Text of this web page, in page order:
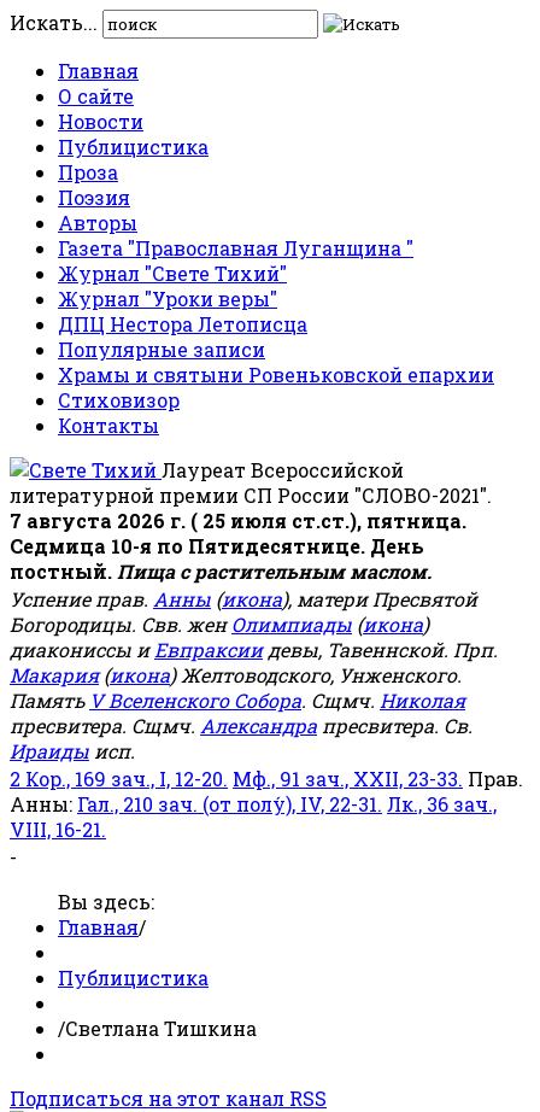
Искать...
Главная
О сайте
Новости
Публицистика
Проза
Поэзия
Авторы
Газета "Православная Луганщина "
Журнал "Свете Тихий"
Журнал "Уроки веры"
ДПЦ Нестора Летописца
Популярные записи
Храмы и святыни Ровеньковской епархии
Стиховизор
Контакты
Лауреат Всероссийской
литературной премии СП России "СЛОВО-2021".
7 августа 2026 г. ( 25 июля ст.ст.), пятница.
Седмица 10-я по Пятидесятнице. День
постный. Пища с растительным маслом.
Успение прав. Анны (икона), матери Пресвятой
Богородицы. Свв. женОлимпиады (икона)
диакониссы иЕвпраксиидевы, Тавеннской. Прп.
Макария(икона) Желтоводского, Унженского.
Память V Вселенского Собора. Сщмч. Николая
пресвитера. Сщмч. Александра пресвитера. Св.
Ираиды исп.
2 Кор., 169 зач., I, 12-20. Мф., 91 зач., XXII, 23-33. Прав.
Анны: Гал., 210 зач. (от полу́), IV, 22-31. Лк., 36 зач.,
VIII, 16-21.
-
Вы здесь:
Главная/
Публицистика
/Светлана Тишкина
Подписаться на этот канал RSS